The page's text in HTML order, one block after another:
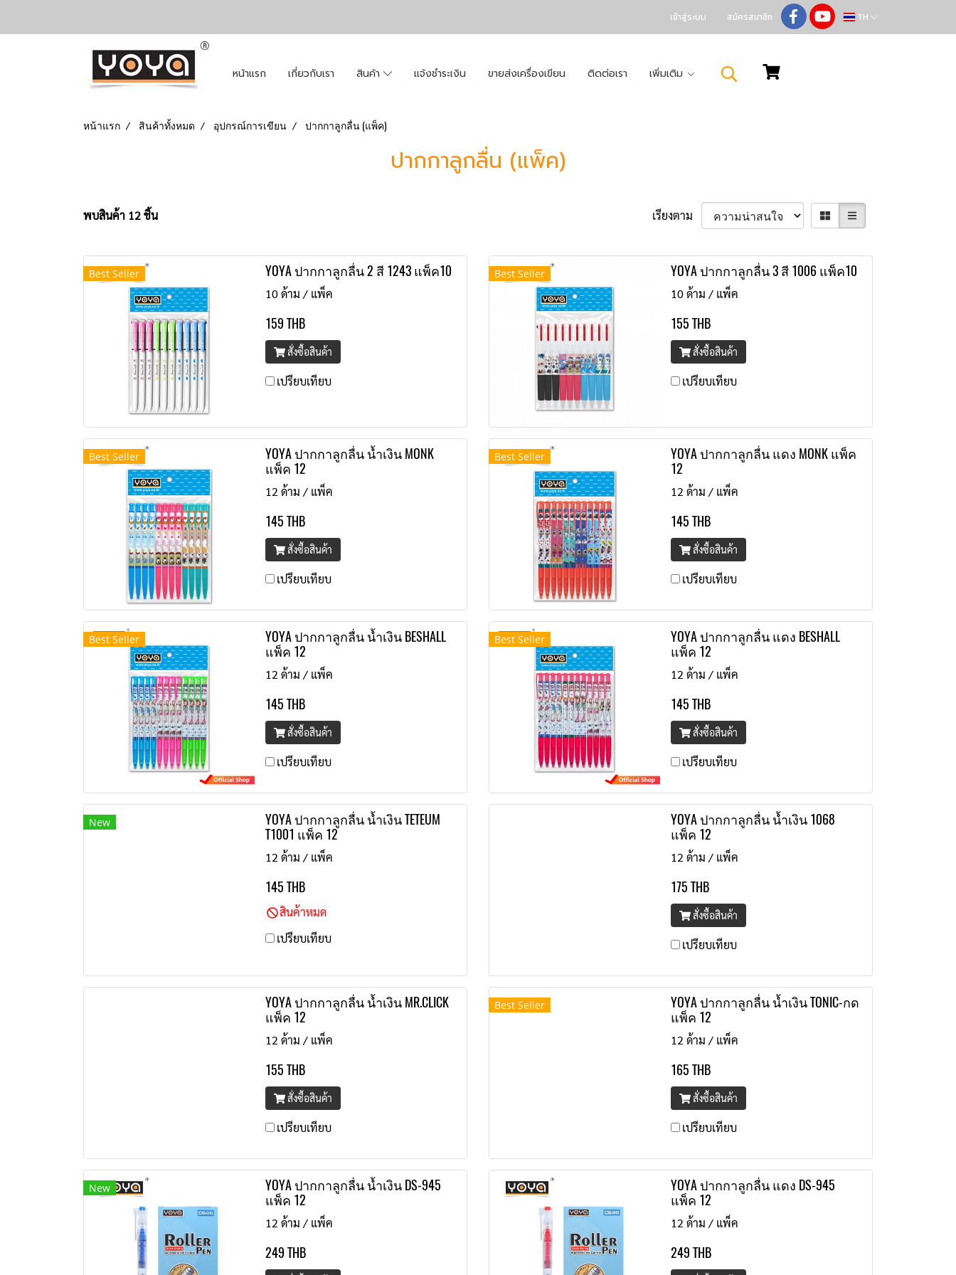
เข้าสู่ระบบ สมัครสมาชิก TH
หน้าแรก เกี่ยวกับเรา สินค้า แจ้งชำระเงิน ขายส่งเครื่องเขียน ติดต่อเรา เพิ่มเติม
หน้าแรก สินค้าทั้งหมด อุปกรณ์การเขียน ปากกาลูกลื่น (แพ็ค)
ปากกาลูกลื่น (แพ็ค)
พบสินค้า 12 ชิ้น เรียงตาม
Best Seller YOYA ปากกาลูกลื่น 2 สี 1243 แพ็ค10
10 ด้าม / แพ็ค
159 THB
สั่งซื้อสินค้า
เปรียบเทียบ
Best Seller YOYA ปากกาลูกลื่น 3 สี 1006 แพ็ค10
10 ด้าม / แพ็ค
155 THB
สั่งซื้อสินค้า
เปรียบเทียบ
Best Seller
YOYA ปากกาลูกลื่น น้ำเงิน MONK
แพ็ค 12
12 ด้าม / แพ็ค
145 THB
สั่งซื้อสินค้า
เปรียบเทียบ
Best Seller
YOYA ปากกาลูกลื่น แดง MONK แพ็ค
12
12 ด้าม / แพ็ค
145 THB
สั่งซื้อสินค้า
เปรียบเทียบ
Best Seller
YOYA ปากกาลูกลื่น น้ำเงิน BESHALL
แพ็ค 12
12 ด้าม / แพ็ค
145 THB
สั่งซื้อสินค้า
เปรียบเทียบ
Best Seller
YOYA ปากกาลูกลื่น แดง BESHALL
แพ็ค 12
12 ด้าม / แพ็ค
145 THB
สั่งซื้อสินค้า
เปรียบเทียบ
New
YOYA ปากกาลูกลื่น น้ำเงิน TETEUM
T1001 แพ็ค 12
12 ด้าม / แพ็ค
145 THB
สินค้าหมด
เปรียบเทียบ
YOYA ปากกาลูกลื่น น้ำเงิน 1068
แพ็ค 12
12 ด้าม / แพ็ค
175 THB
สั่งซื้อสินค้า
เปรียบเทียบ
YOYA ปากกาลูกลื่น น้ำเงิน MR.CLICK
แพ็ค 12
12 ด้าม / แพ็ค
155 THB
สั่งซื้อสินค้า
เปรียบเทียบ
Best Seller
YOYA ปากกาลูกลื่น น้ำเงิน TONIC-กด
แพ็ค 12
12 ด้าม / แพ็ค
165 THB
สั่งซื้อสินค้า
เปรียบเทียบ
New
YOYA ปากกาลูกลื่น น้ำเงิน DS-945
แพ็ค 12
12 ด้าม / แพ็ค
249 THB
YOYA ปากกาลูกลื่น แดง DS-945
แพ็ค 12
12 ด้าม / แพ็ค
249 THB